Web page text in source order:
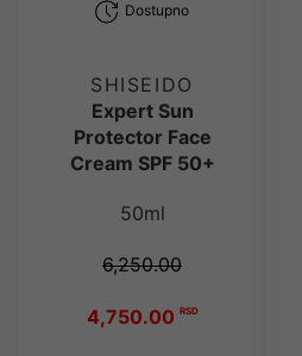
Dostupno
SHISEIDO
Expert Sun
Protector Face
Cream SPF 50+
50ml
6,250.00
4,750.00 RSD